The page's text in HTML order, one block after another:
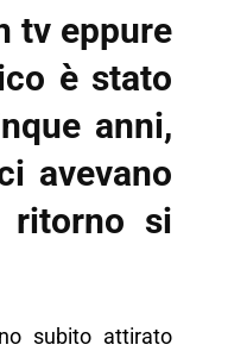
tv eppure
è stato
anni,
avevano
ritorno si
subito attirato